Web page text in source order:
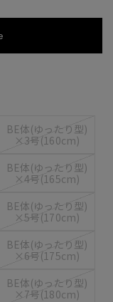
BE体(ゆったり型)
×3号(160cm)
BE体(ゆったり型)
×4号(165cm)
BE体(ゆったり型)
×5号(170cm)
BE体(ゆったり型)
×6号(175cm)
BE体(ゆったり型)
×7号(180cm)